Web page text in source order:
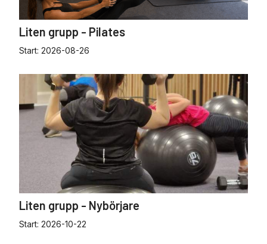
Liten grupp - Pilates
Start: 2026-08-26
Liten grupp - Nybörjare
Start: 2026-10-22